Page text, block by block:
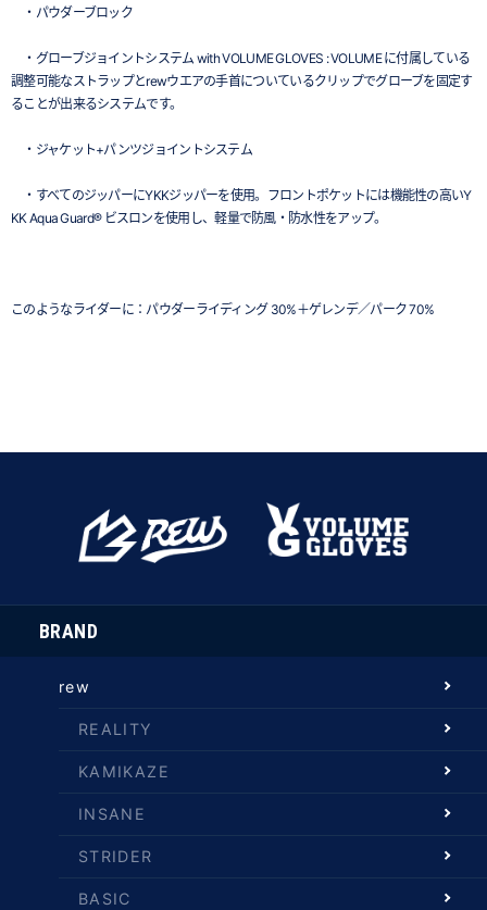
・パウダーブロック
・グローブジョイントシステム with VOLUME GLOVES : VOLUME に付属している
調整可能なストラップとrewウエアの手首についているクリップでグローブを固定す
ることが出来るシステムです。
・ジャケット+パンツジョイントシステム
・すべてのジッパーにYKKジッパーを使用。フロントポケットには機能性の高いY
KK Aqua Guard® ビスロンを使用し、軽量で防風・防水性をアップ。
このようなライダーに：パウダーライディング 30%＋ゲレンデ／パーク 70%
BRAND
rew
REALITY
KAMIKAZE
INSANE
STRIDER
BASIC